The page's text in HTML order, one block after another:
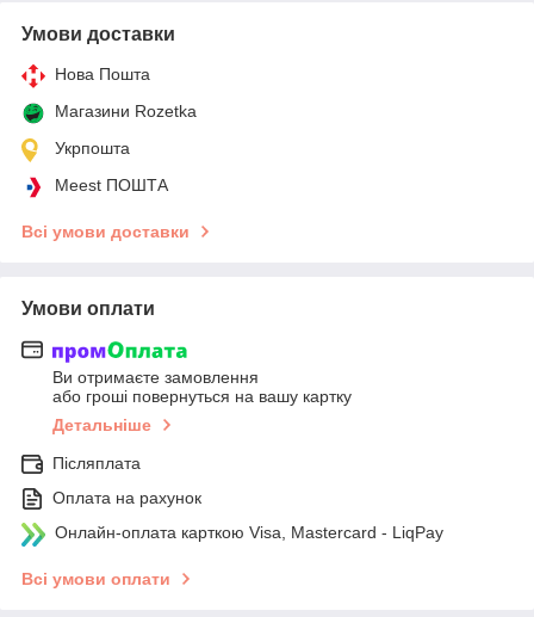
Умови доставки
Нова Пошта
Магазини Rozetka
Укрпошта
Meest ПОШТА
Всі умови доставки
Умови оплати
Ви отримаєте замовлення
або гроші повернуться на вашу картку
Детальніше
Післяплата
Оплата на рахунок
Онлайн-оплата карткою Visa, Mastercard - LiqPay
Всі умови оплати